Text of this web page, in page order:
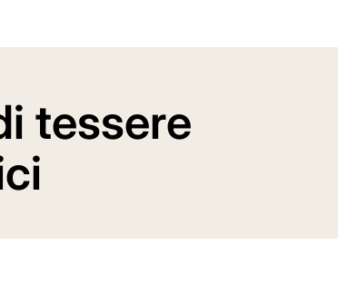
tessere